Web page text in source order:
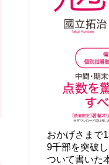
おかげさまで
9千部を突破
ついて書いた